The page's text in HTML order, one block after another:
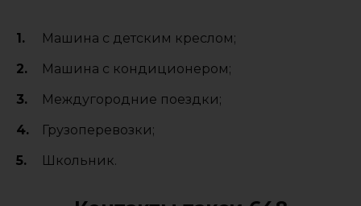
Машина с детским креслом;
Машина с кондиционером;
Междугородние поездки;
Грузоперевозки;
Школьник.